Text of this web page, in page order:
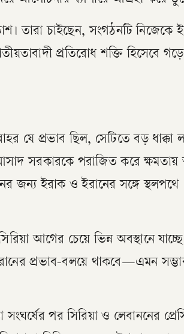
তারা চাইছেন, সংগঠনটি নিজেকে
প্রতিরোধ শক্তি হিসেবে গড়ে
যে প্রভাব ছিল, সেটিতে বড় ধাক্কা
সরকারকে পরাজিত করে
জন্য ইরাক ও ইরানের সঙ্গে স্থলপথে
আগের চেয়ে ভিন্ন অবস্থানে
প্রভাব-বলয়ে থাকবে—এমন
পর সিরিয়া ও লেবাননের